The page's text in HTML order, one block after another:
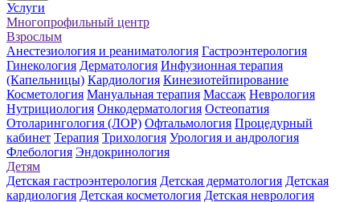
Услуги
Многопрофильный центр
Взрослым
Анестезиология и реаниматология Гастроэнтерология
Гинекология Дерматология Инфузионная терапия
(Капельницы) Кардиология Кинезиотейпирование
Косметология Мануальная терапия Массаж Неврология
Нутрициология Онкодерматология Остеопатия
Отоларингология (ЛОР) Офтальмология Процедурный
кабинет Терапия Трихология Урология и андрология
Флебология Эндокринология
Детям
Детская гастроэнтерология Детская дерматология Детская
кардиология Детская косметология Детская неврология